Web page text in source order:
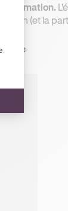
formation.
(et la